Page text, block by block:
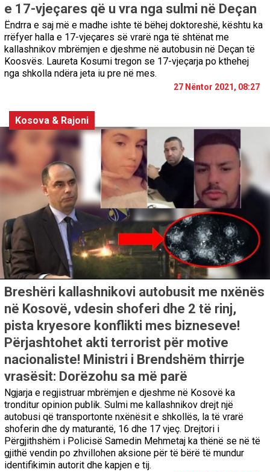
e 17-vjeçares që u vra nga sulmi në Deçan
Ëndrra e saj më e madhe ishte të bëhej doktoreshë, kështu ka
rrëfyer halla e 17-vjeçares së vrarë nga të shtënat me
kallashnikov mbrëmjen e djeshme në autobusin në Deçan të
Koosvës. Laureta Kosumi tregon se 17-vjeçarja po kthehej
nga shkolla ndëra jeta iu pre në mes.
27 Nëntor 2021, 08:27
Kosova & Rajoni
Breshëri kallashnikovi autobusit me nxënës
në Kosovë, vdesin shoferi dhe 2 të rinj,
pista kryesore konflikti mes bizneseve!
Përjashtohet akti terrorist për motive
nacionaliste! Ministri i Brendshëm thirrje
vrasësit: Dorëzohu sa më parë
Ngjarja e regjistruar mbrëmjen e djeshme në Kosovë ka
tronditur opinion publik. Sulmi me kallashnikov drejt një
autobusi që transportonte nxënësit e shkollës, la të vrarë
shoferin dhe dy maturantë, 16 dhe 17 vjeç. Drejtori i
Përgjithshëm i Policisë Samedin Mehmetaj ka thënë se në të
gjithë vendin po zhvillohen aksione për të bërë të mundur
identifikimin autorit dhe kapjen e tij.